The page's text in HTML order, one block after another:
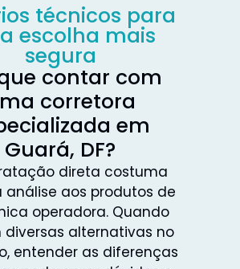
técnicos para
escolha mais
segura
contar com
corretora
em
Guará, DF?
direta costuma
análise aos produtos de
operadora. Quando
diversas alternativas no
entender as diferenças